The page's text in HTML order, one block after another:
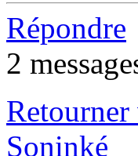
Répondre
2
Soninké